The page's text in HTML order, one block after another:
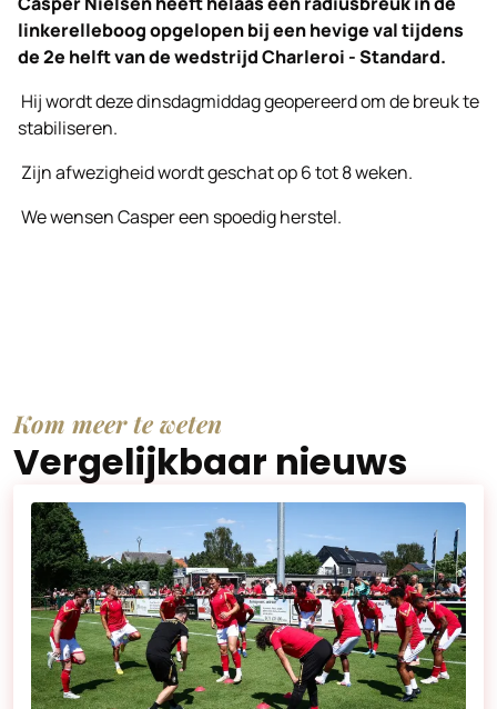
linkerelleboog opgelopen bij een hevige val tijdens
de 2e helft van de wedstrijd Charleroi - Standard.
Hij wordt deze dinsdagmiddag geopereerd om de breuk te
stabiliseren.
Zijn afwezigheid wordt geschat op 6 tot 8 weken.
We wensen Casper een spoedig herstel.
Kom meer te weten
Vergelijkbaar nieuws